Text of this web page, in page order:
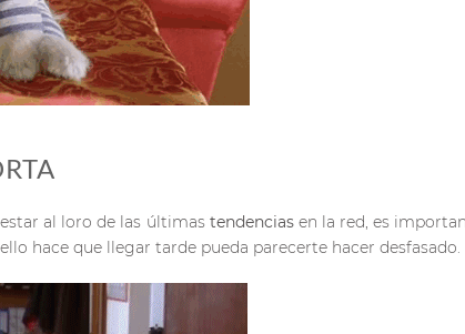
al loro de las últimas tendenciasen la red, es
hace que llegar tarde pueda parecerte hacer desfasado.